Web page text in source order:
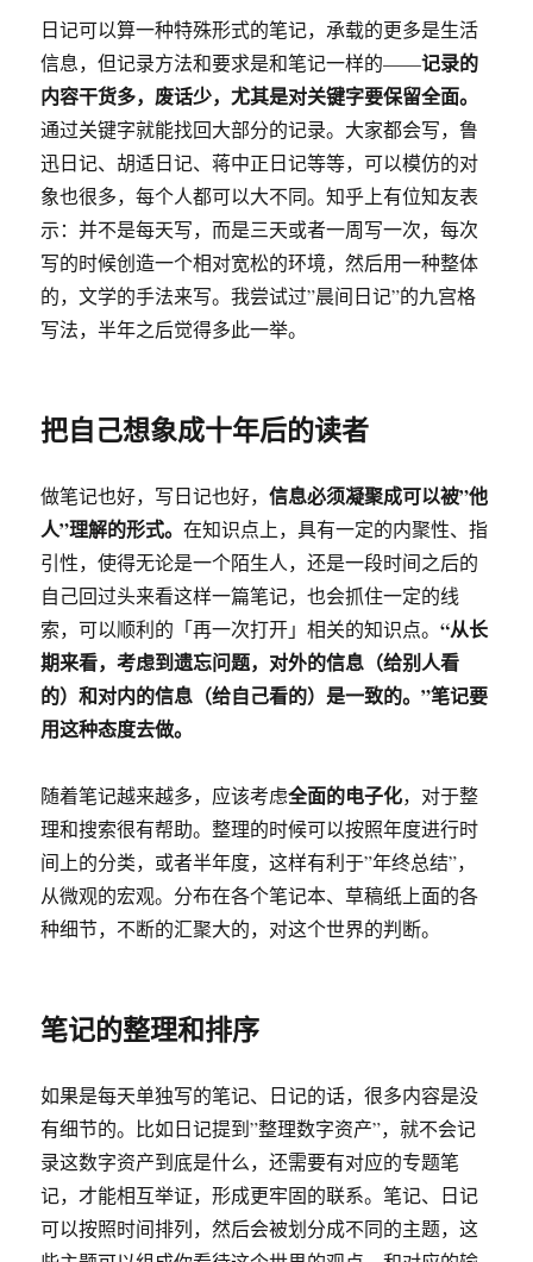
日记可以算一种特殊形式的笔记，承载的更多是生活
信息，但记录方法和要求是和笔记一样的——记录的
内容干货多，废话少，尤其是对关键字要保留全面。
通过关键字就能找回大部分的记录。大家都会写，鲁
迅日记、胡适日记、蒋中正日记等等，可以模仿的对
象也很多，每个人都可以大不同。知乎上有位知友表
示：并不是每天写，而是三天或者一周写一次，每次
写的时候创造一个相对宽松的环境，然后用一种整体
的，文学的手法来写。我尝试过”晨间日记”的九宫格
写法，半年之后觉得多此一举。
把自己想象成十年后的读者
做笔记也好，写日记也好，信息必须凝聚成可以被”他
人”理解的形式。在知识点上，具有一定的内聚性、指
引性，使得无论是一个陌生人，还是一段时间之后的
自己回过头来看这样一篇笔记，也会抓住一定的线
索，可以顺利的「再一次打开」相关的知识点。“从长
期来看，考虑到遗忘问题，对外的信息（给别人看
的）和对内的信息（给自己看的）是一致的。”笔记要
用这种态度去做。
随着笔记越来越多，应该考虑全面的电子化，对于整
理和搜索很有帮助。整理的时候可以按照年度进行时
间上的分类，或者半年度，这样有利于”年终总结”，
从微观的宏观。分布在各个笔记本、草稿纸上面的各
种细节，不断的汇聚大的，对这个世界的判断。
笔记的整理和排序
如果是每天单独写的笔记、日记的话，很多内容是没
有细节的。比如日记提到”整理数字资产”，就不会记
录这数字资产到底是什么，还需要有对应的专题笔
记，才能相互举证，形成更牢固的联系。笔记、日记
可以按照时间排列，然后会被划分成不同的主题，这